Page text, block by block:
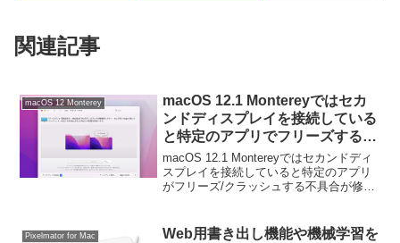
関連記事
macOS 12 Monterey
macOS 12.1 Montereyではセカ
ンドディスプレイを接続している
と特定のアプリでフリーズする/
ファイルの保存ができないといっ
た不具合が修正されたもよう。
macOS 12.1 Montereyではセカンドディ
スプレイを接続していると特定のアプリ
がフリーズ/クラッシュする不具合が修正
Pixelmator for Mac
Web用書き出し機能や機械学習を